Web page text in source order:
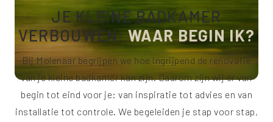
JE KLEINE BADKAMER
VERBOUWEN: WAAR BEGIN IK?
Bij Molenaar begrijpen we hoe ingrijpend de renovatie
van je kleine badkamer kan zijn. Daarom zijn wij er van
begin tot eind voor je: van inspiratie tot advies en van
installatie tot controle. We begeleiden je stap voor stap,